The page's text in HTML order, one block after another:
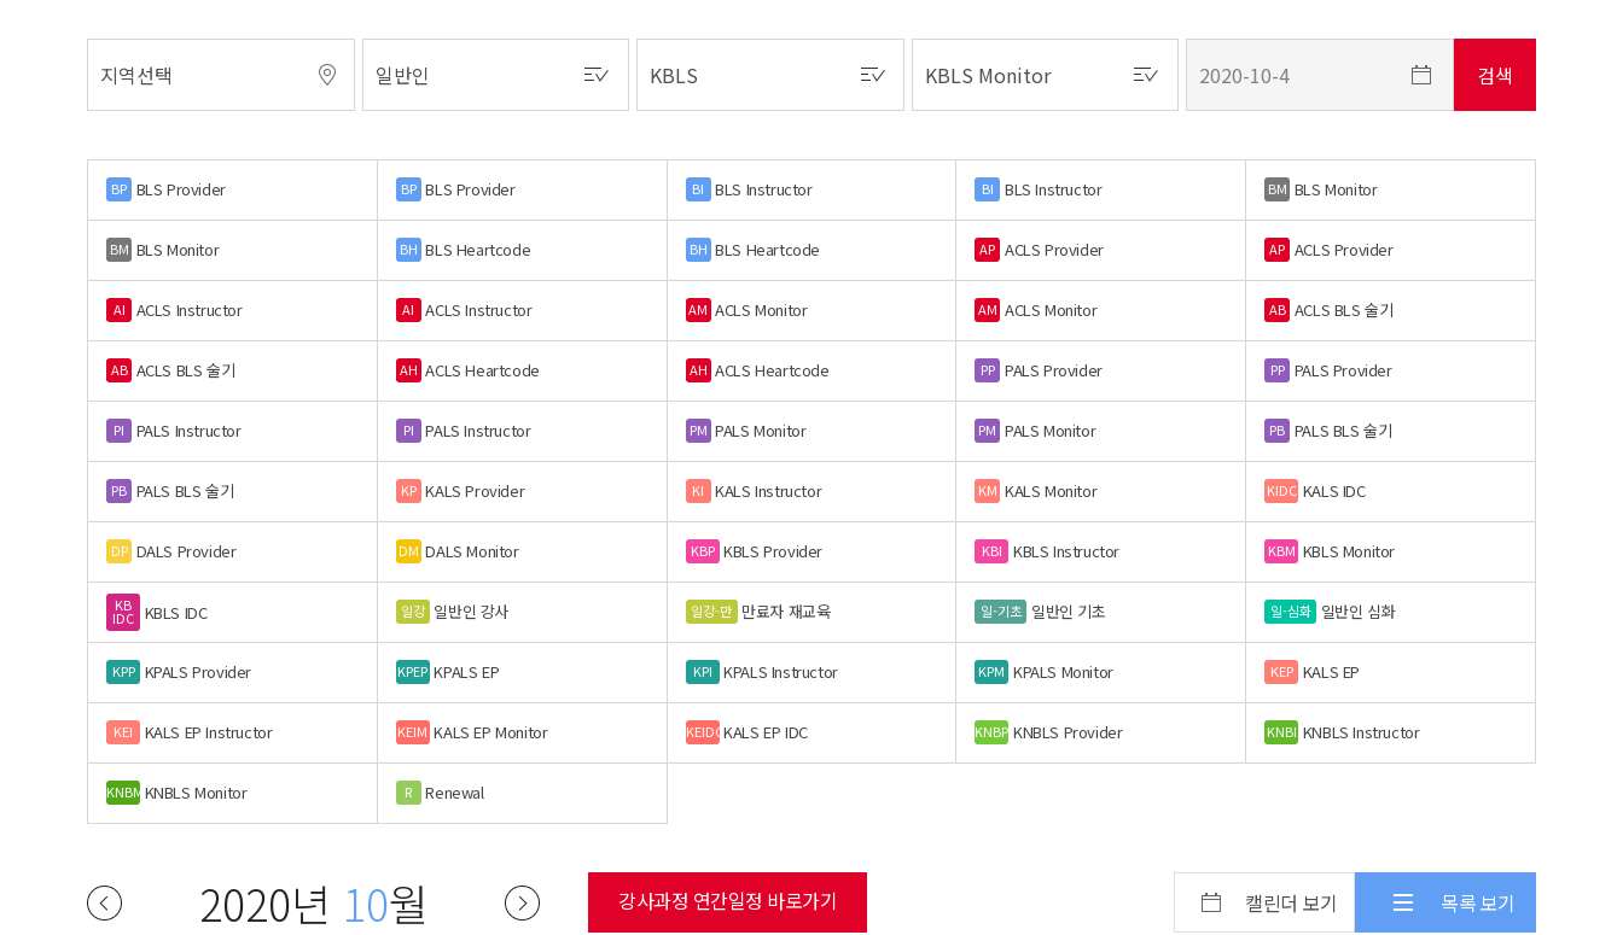
BP BLS Provider BP BLS Provider BI BLS Instructor BI BLS Instructor BM BLS Monitor
BM BLS Monitor BH BLS Heartcode BH BLS Heartcode AP ACLS Provider AP ACLS Provider
AI ACLS Instructor AI ACLS Instructor AM ACLS Monitor AM ACLS Monitor AB ACLS BLS 술기
AB ACLS BLS 술기 AH ACLS Heartcode AH ACLS Heartcode PP PALS Provider PP PALS Provider
PI PALS Instructor PI PALS Instructor PM PALS Monitor PM PALS Monitor PB PALS BLS 술기
PB PALS BLS 술기 KP KALS Provider KI KALS Instructor KM KALS Monitor KIDC KALS IDC
DP DALS Provider DM DALS Monitor KBP KBLS Provider KBI KBLS Instructor KBM KBLS Monitor
KB
IDC KBLS IDC 일강 일반인 강사 일강-만 만료자 재교육 일-기초 일반인 기초 일-심화 일반인 심화
KPP KPALS Provider KPEP KPALS EP KPI KPALS Instructor KPM KPALS Monitor KEP KALS EP
KEI KALS EP Instructor KEIM KALS EP Monitor KEIDCKALS EP IDC KNBP KNBLS Provider KNBI KNBLS Instructor
KNBM KNBLS Monitor R Renewal
2020년 10월 강사과정 연간일정 바로가기 캘린더 보기 목록 보기